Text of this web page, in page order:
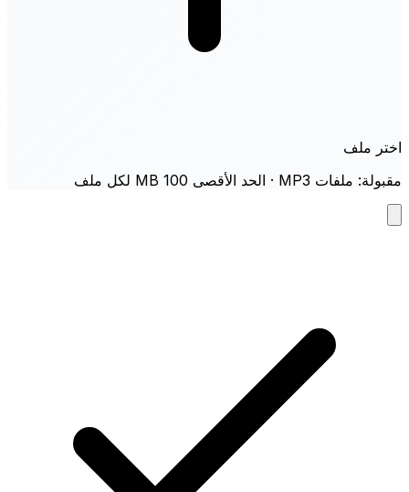
اختر ملف
مقبولة: ملفات MP3 · الحد الأقصى 100 MB لكل ملف